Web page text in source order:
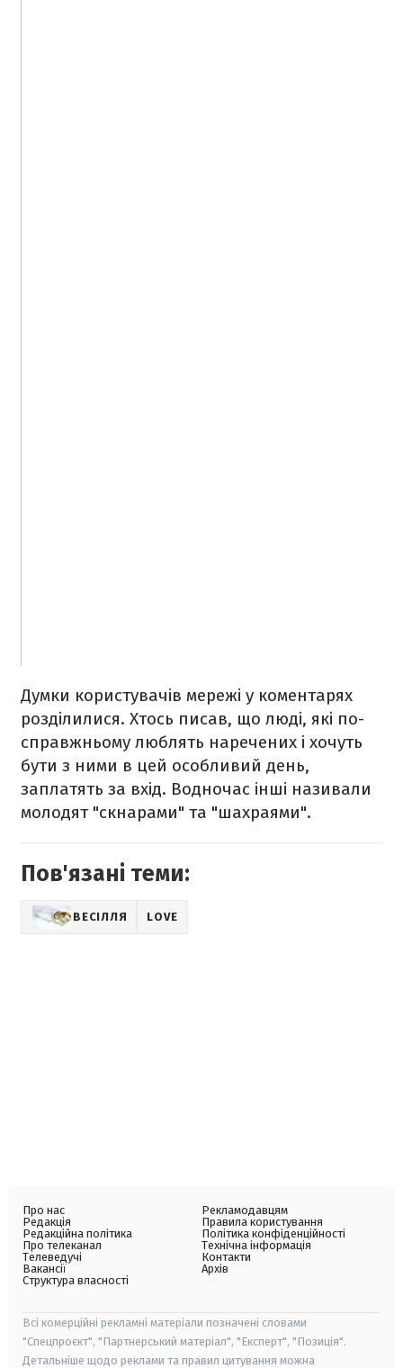
Думки користувачів мережі у коментарях
розділилися. Хтось писав, що люді, які по-
справжньому люблять наречених і хочуть
бути з ними в цей особливий день,
заплатять за вхід. Водночас інші називали
молодят "скнарами" та "шахраями".
Пов'язані теми:
ВЕСІЛЛЯ LOVE
Про нас
Редакція
Редакційна політика
Про телеканал
Телеведучі
Вакансії
Структура власності
Рекламодавцям
Правила користування
Політика конфіденційності
Технічна інформація
Контакти
Архів
Всі комерційні рекламні матеріали позначені словами
"Спецпроєкт", "Партнерський матеріал", "Експерт", "Позиція".
Детальніше щодо реклами та правил цитування можна